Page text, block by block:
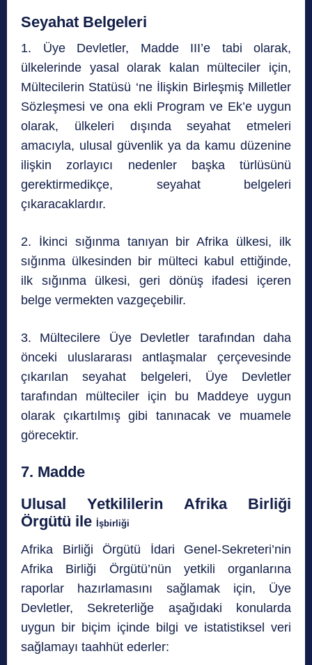
Seyahat Belgeleri
1. Üye Devletler, Madde III’e tabi olarak,
ülkelerinde yasal olarak kalan mülteciler için,
Mültecilerin Statüsü ‘ne İlişkin Birleşmiş Milletler
Sözleşmesi ve ona ekli Program ve Ek’e uygun
olarak, ülkeleri dışında seyahat etmeleri
amacıyla, ulusal güvenlik ya da kamu düzenine
ilişkin zorlayıcı nedenler başka türlüsünü
gerektirmedikçe, seyahat belgeleri
çıkaracaklardır.
2. İkinci sığınma tanıyan bir Afrika ülkesi, ilk
sığınma ülkesinden bir mülteci kabul ettiğinde,
ilk sığınma ülkesi, geri dönüş ifadesi içeren
belge vermekten vazgeçebilir.
3. Mültecilere Üye Devletler tarafından daha
önceki uluslararası antlaşmalar çerçevesinde
çıkarılan seyahat belgeleri, Üye Devletler
tarafından mülteciler için bu Maddeye uygun
olarak çıkartılmış gibi tanınacak ve muamele
görecektir.
7. Madde
Ulusal Yetkililerin Afrika Birliği
Örgütü ile
İşbirliği
Afrika Birliği Örgütü İdari Genel-Sekreteri’nin
Afrika Birliği Örgütü’nün yetkili organlarına
raporlar hazırlamasını sağlamak için, Üye
Devletler, Sekreterliğe aşağıdaki konularda
uygun bir biçim içinde bilgi ve istatistiksel veri
sağlamayı taahhüt ederler: